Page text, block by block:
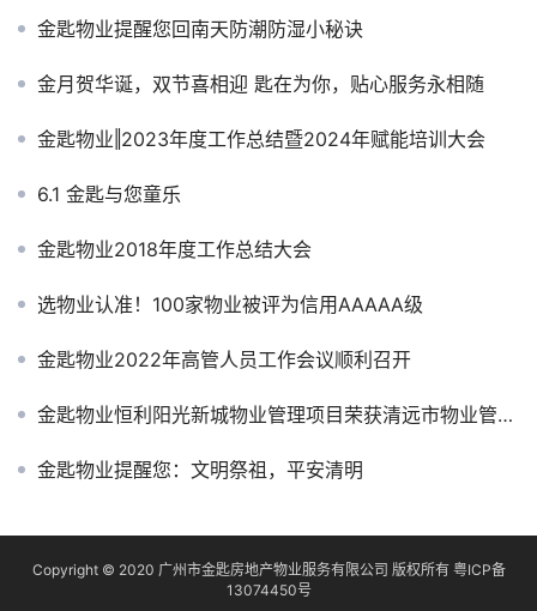
金匙物业提醒您回南天防潮防湿小秘诀
金月贺华诞，双节喜相迎 匙在为你，贴心服务永相随
金匙物业‖2023年度工作总结暨2024年赋能培训大会
6.1 金匙与您童乐
金匙物业2018年度工作总结大会
选物业认准！100家物业被评为信用AAAAA级
金匙物业2022年高管人员工作会议顺利召开
金匙物业恒利阳光新城物业管理项目荣获清远市物业管理示范小区
金匙物业提醒您：文明祭祖，平安清明
Copyright © 2020 广州市金匙房地产物业服务有限公司 版权所有 粤ICP备
13074450号